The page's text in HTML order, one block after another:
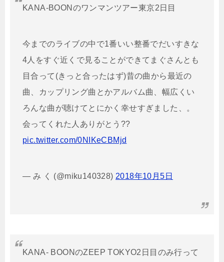
KANA-BOONのワンマンツアー東京2日目
今までのライブの中で1番いい整番でだいすきな
4人をすぐ近くで見ることができてまぐさんとも
目合って(きっと合ったはず)昔の曲から最近の
曲、カップリング曲とかアルバム曲、幅広くい
ろんな曲が聴けてとにかく幸せすぎました、。
会ってくれた人ありがとう??
pic.twitter.com/0NIKeCBMjd
— み く (@miku140328) 2018年10月5日
KANA- BOONのZEEP TOKYO2日目のみ行って